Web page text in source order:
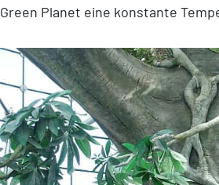
Green Planet eine konstante